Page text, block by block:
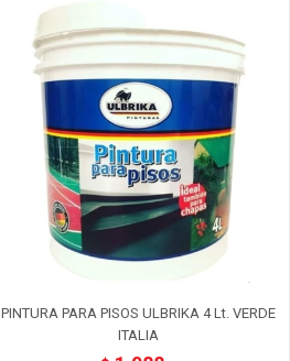
PINTURA PARA PISOS ULBRIKA 4 Lt. VERDE
ITALIA